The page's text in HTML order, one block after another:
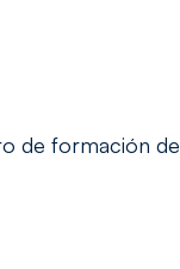
de formación de